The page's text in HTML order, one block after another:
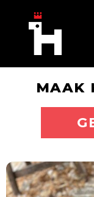
MAAK